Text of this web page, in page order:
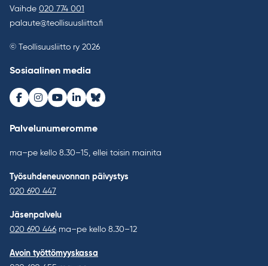
Vaihde 020 774 001
palaute@teollisuusliitto.fi
© Teollisuusliitto ry 2026
Sosiaalinen media
Facebook
Instagram
Youtube
LinkedInBluesky
Palvelunumeromme
ma–pe kello 8.30–15, ellei toisin mainita
Työsuhdeneuvonnan päivystys
020 690 447
Jäsenpalvelu
020 690 446 ma–pe kello 8.30–12
Avoin työttömyyskassa